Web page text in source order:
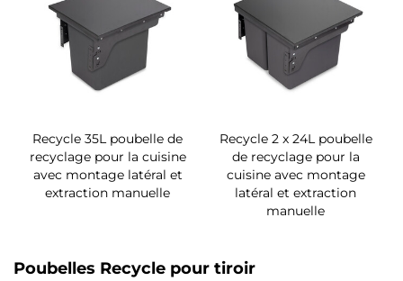
Recycle 35L poubelle de
recyclage pour la cuisine
avec montage latéral et
extraction manuelle
Recycle 2 x 24L poubelle
de recyclage pour la
cuisine avec montage
latéral et extraction
manuelle
Poubelles Recycle pour tiroir